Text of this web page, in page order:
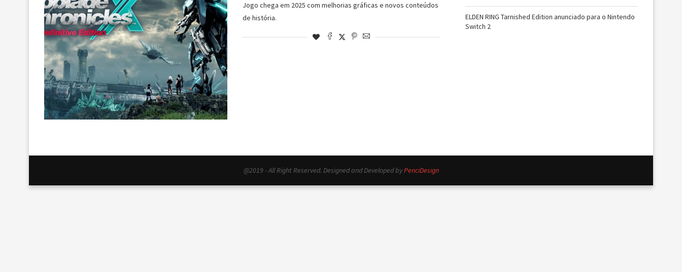
Jogo chega em 2025 com melhorias gráficas e novos conteúdos
de história.
ELDEN RING Tarnished Edition anunciado para o Nintendo
Switch 2
@2019 - All Right Reserved. Designed and Developed byPenciDesign